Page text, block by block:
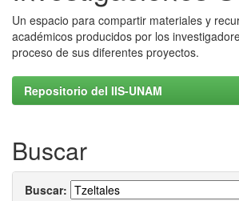
Un espacio para compartir materiales y
académicos producidos por los
proceso de sus diferentes proyectos.
Repositorio del IIS-UNAM
Buscar
Buscar: